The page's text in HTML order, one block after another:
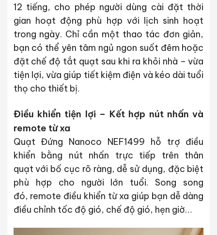
12 tiếng, cho phép người dùng cài đặt thời
gian hoạt động phù hợp với lịch sinh hoạt
trong ngày. Chỉ cần một thao tác đơn giản,
bạn có thể yên tâm ngủ ngon suốt đêm hoặc
đặt chế độ tắt quạt sau khi ra khỏi nhà – vừa
tiện lợi, vừa giúp tiết kiệm điện và kéo dài tuổi
thọ cho thiết bị.
Điều khiển tiện lợi – Kết hợp nút nhấn và
remote từ xa
Quạt Đứng Nanoco NEF1499 hỗ trợ điều
khiển bằng nút nhấn trực tiếp trên thân
quạt với bố cục rõ ràng, dễ sử dụng, đặc biệt
phù hợp cho người lớn tuổi. Song song
đó, remote điều khiển từ xa giúp bạn dễ dàng
điều chỉnh tốc độ gió, chế độ gió, hẹn giờ…